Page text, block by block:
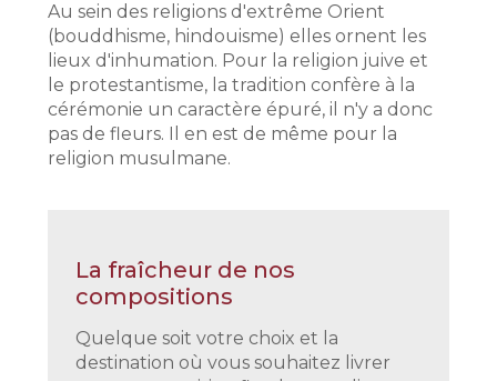
Au sein des religions d'extrême Orient
(bouddhisme, hindouisme) elles ornent les
lieux d'inhumation. Pour la religion juive et
le protestantisme, la tradition confère à la
cérémonie un caractère épuré, il n'y a donc
pas de fleurs. Il en est de même pour la
religion musulmane.
La fraîcheur de nos
compositions
Quelque soit votre choix et la
destination où vous souhaitez livrer